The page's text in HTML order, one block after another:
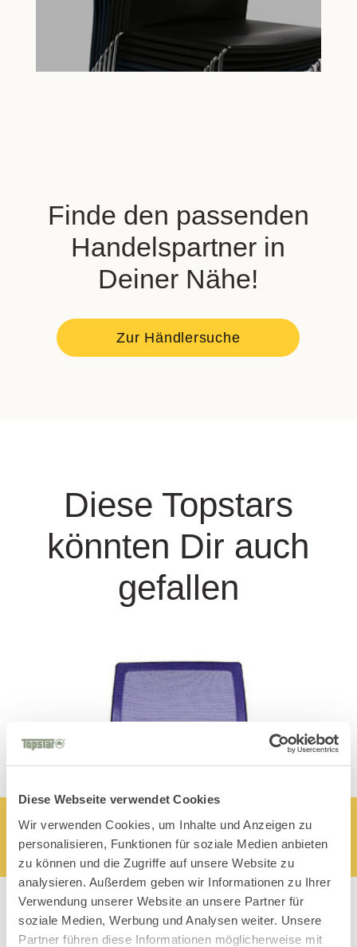
Diese Webseite verwendet Cookies
Wir verwenden Cookies, um Inhalte und Anzeigen zu
personalisieren, Funktionen für soziale Medien anbieten
zu können und die Zugriffe auf unsere Website zu
analysieren. Außerdem geben wir Informationen zu Ihrer
Verwendung unserer Website an unsere Partner für
soziale Medien, Werbung und Analysen weiter. Unsere
Partner führen diese Informationen möglicherweise mit
Finde den passenden
Handelspartner in
Deiner Nähe!
Zur Händlersuche
Diese Topstars
könnten Dir auch
gefallen